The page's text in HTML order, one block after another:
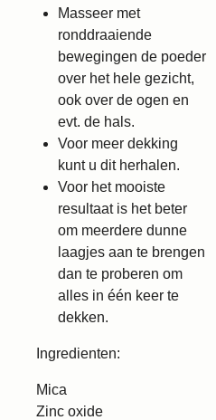
Masseer met
ronddraaiende
bewegingen de poeder
over het hele gezicht,
ook over de ogen en
evt. de hals.
Voor meer dekking
kunt u dit herhalen.
Voor het mooiste
resultaat is het beter
om meerdere dunne
laagjes aan te brengen
dan te proberen om
alles in één keer te
dekken.
Ingredienten:
Mica
Zinc oxide